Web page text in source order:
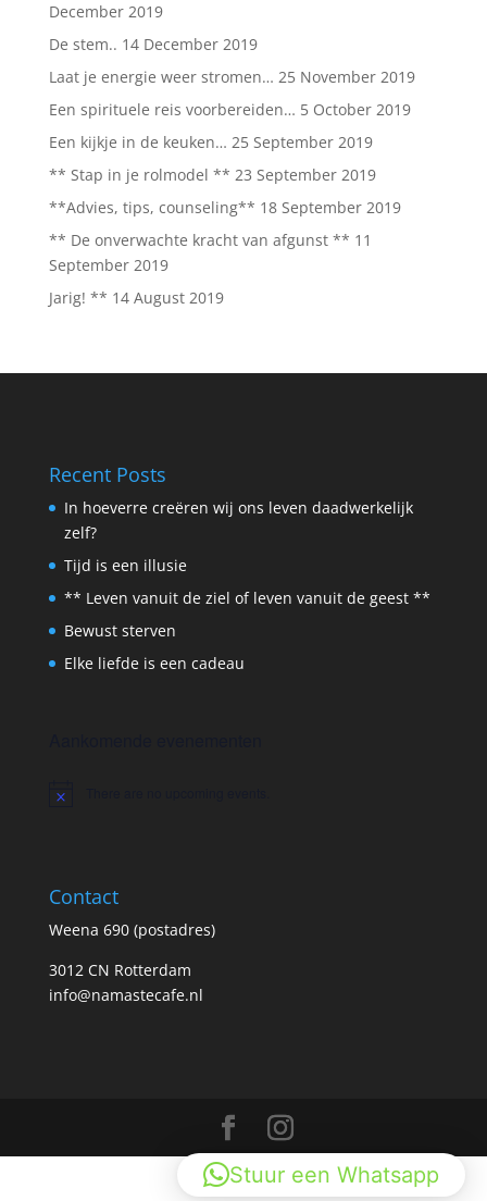
December 2019
De stem.. 14 December 2019
Laat je energie weer stromen… 25 November 2019
Een spirituele reis voorbereiden… 5 October 2019
Een kijkje in de keuken… 25 September 2019
** Stap in je rolmodel ** 23 September 2019
**Advies, tips, counseling** 18 September 2019
** De onverwachte kracht van afgunst ** 11
September 2019
Jarig! ** 14 August 2019
Recent Posts
In hoeverre creëren wij ons leven daadwerkelijk
zelf?
Tijd is een illusie
** Leven vanuit de ziel of leven vanuit de geest **
Bewust sterven
Elke liefde is een cadeau
Notice
Contact
Weena 690 (postadres)
3012 CN Rotterdam
info@namastecafe.nl
Stuur een Whatsapp